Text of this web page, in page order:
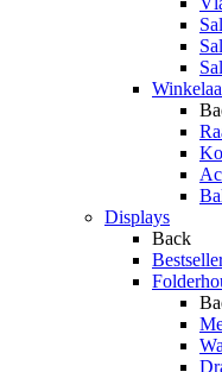
Displays
Back